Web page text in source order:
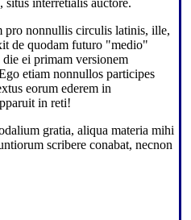
interretialis auctore.
pro nonnullis circulis latinis, ille,
de quodam futuro "medio"
ei primam versionem
etiam nonnullos participes
eorum ederem in
in reti!
gratia, aliqua materia mihi
scribere conabat, necnon